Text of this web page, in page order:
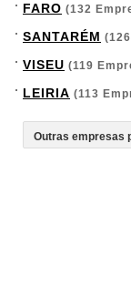
FARO (132
SANTARÉM
VISEU (119
LEIRIA (113